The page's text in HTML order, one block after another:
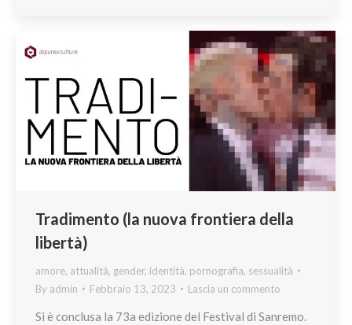
Tradimento (la nuova frontiera della
libertà)
amore, attualità, gender, identità, pornografia, sessualità
By admin Febbraio 13, 2023 Lascia un commento
Si è conclusa la 73a edizione del Festival di Sanremo.